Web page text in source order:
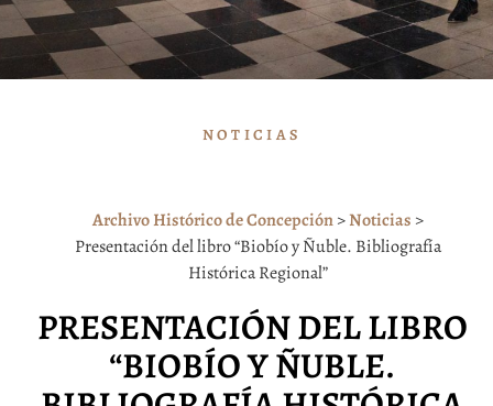
NOTICIAS
Archivo Histórico de Concepción>Noticias >
Presentación del libro “Biobío y Ñuble. Bibliografía
Histórica Regional”
PRESENTACIÓN DEL LIBRO
“BIOBÍO Y ÑUBLE.